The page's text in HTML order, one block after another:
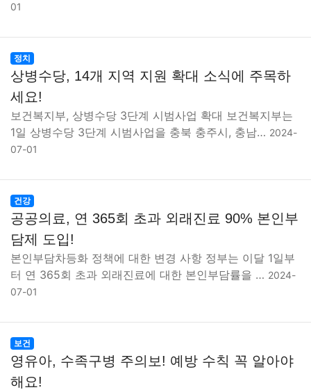
01
정치
상병수당, 14개 지역 지원 확대 소식에 주목하
세요!
보건복지부, 상병수당 3단계 시범사업 확대 보건복지부는
1일 상병수당 3단계 시범사업을 충북 충주시, 충남… 2024-
07-01
건강
공공의료, 연 365회 초과 외래진료 90% 본인부
담제 도입!
본인부담차등화 정책에 대한 변경 사항 정부는 이달 1일부
터 연 365회 초과 외래진료에 대한 본인부담률을 … 2024-
07-01
보건
영유아, 수족구병 주의보! 예방 수칙 꼭 알아야
해요!